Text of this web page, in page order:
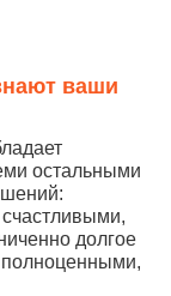
ваши
остальными
долгое
полноценными,